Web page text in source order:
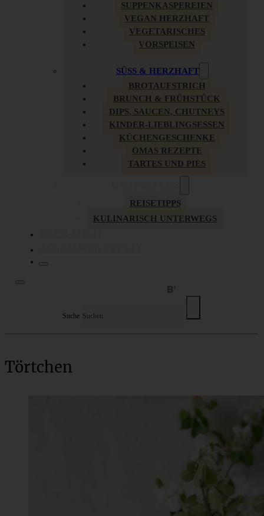
SUPPENKASPEREIEN
VEGAN HERZHAFT
VEGETARISCHES
VORSPEISEN
SÜSS & HERZHAFT
BROTAUFSTRICH
BRUNCH & FRÜHSTÜCK
DIPS, SAUCEN, CHUTNEYS
KINDER-LIEBLINGSESSEN
KÜCHENGESCHENKE
OMAS REZEPTE
TARTES UND PIES
REISETIPPS
KULINARISCH UNTERWEGS
Suche
Törtchen